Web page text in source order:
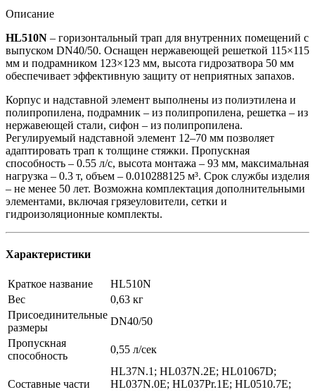
Описание
HL510N – горизонтальный трап для внутренних помещений с
выпуском DN40/50. Оснащен нержавеющей решеткой 115×115
мм и подрамником 123×123 мм, высота гидрозатвора 50 мм
обеспечивает эффективную защиту от неприятных запахов.
Корпус и надставной элемент выполнены из полиэтилена и
полипропилена, подрамник – из полипропилена, решетка – из
нержавеющей стали, сифон – из полипропилена.
Регулируемый надставной элемент 12–70 мм позволяет
адаптировать трап к толщине стяжки. Пропускная
способность – 0.55 л/с, высота монтажа – 93 мм, максимальная
нагрузка – 0.3 т, объем – 0.010288125 м³. Срок службы изделия
– не менее 50 лет. Возможна комплектация дополнительными
элементами, включая грязеуловители, сетки и
гидроизоляционные комплекты.
Характеристики
Краткое название
HL510N
Вес
0,63 кг
Присоединительные
размеры
DN40/50
Пропускная
способность
0,55 л/сек
Составные части
HL37N.1; HL037N.2E; HL01067D;
HL037N.0E; HL037Pr.1E; HL0510.7E;